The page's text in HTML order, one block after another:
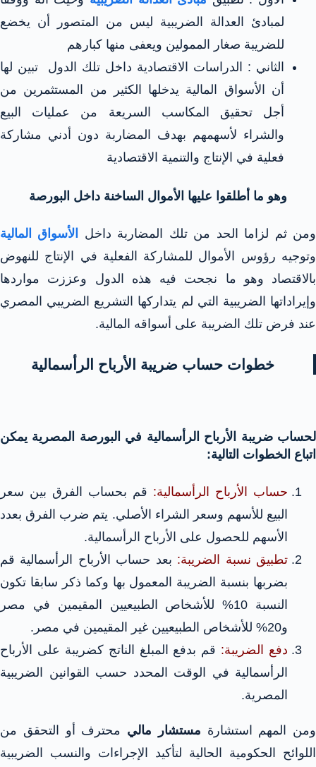
لمبادئ العدالة الضريبية ليس من المتصور أن يخضع
للضريبة صغار الممولين ويعفى منها كبارهم
الثاني : الدراسات الاقتصادية داخل تلك الدول تبين لها
أن الأسواق المالية يدخلها الكثير من المستثمرين من
أجل تحقيق المكاسب السريعة من عمليات البيع
والشراء لأسهمهم بهدف المضاربة دون أدني مشاركة
فعلية في الإنتاج والتنمية الاقتصادية
وهو ما أطلقوا عليها الأموال الساخنة داخل البورصة
ومن ثم لزاما الحد من تلك المضاربة داخل
الأسواق المالية
وتوجيه رؤوس الأموال للمشاركة الفعلية في الإنتاج للنهوض
بالاقتصاد وهو ما نجحت فيه هذه الدول وعززت مواردها
وإيراداتها الضريبية التي لم يتداركها التشريع الضريبي المصري
عند فرض تلك الضريبة على أسواقه المالية.
خطوات حساب ضريبة الأرباح الرأسمالية
لحساب ضريبة الأرباح الرأسمالية في البورصة المصرية يمكن
اتباع الخطوات التالية:
حساب الأرباح الرأسمالية: قم بحساب الفرق بين سعر
البيع للأسهم وسعر الشراء الأصلي. يتم ضرب الفرق بعدد
الأسهم للحصول على الأرباح الرأسمالية.
تطبيق نسبة الضريبة: بعد حساب الأرباح الرأسمالية قم
بضربها بنسبة الضريبة المعمول بها وكما ذكر سابقا تكون
النسبة 10% للأشخاص الطبيعيين المقيمين في مصر
و20% للأشخاص الطبيعيين غير المقيمين في مصر.
دفع الضريبة: قم بدفع المبلغ الناتج كضريبة على الأرباح
الرأسمالية في الوقت المحدد حسب القوانين الضريبية
المصرية.
ومن المهم استشارة مستشار مالي محترف أو التحقق من
اللوائح الحكومية الحالية لتأكيد الإجراءات والنسب الضريبية